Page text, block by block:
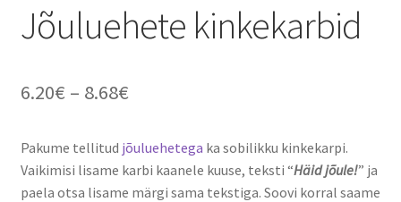
Jõuluehete kinkekarbid
6.20€ – 8.68€Hinnavahemik:
kuni
8.68€
Pakume tellitud jõuluehetega ka sobilikku kinkekarpi.
Vaikimisi lisame karbi kaanele kuuse, teksti “Häid jõule!” ja
paela otsa lisame märgi sama tekstiga. Soovi korral saame